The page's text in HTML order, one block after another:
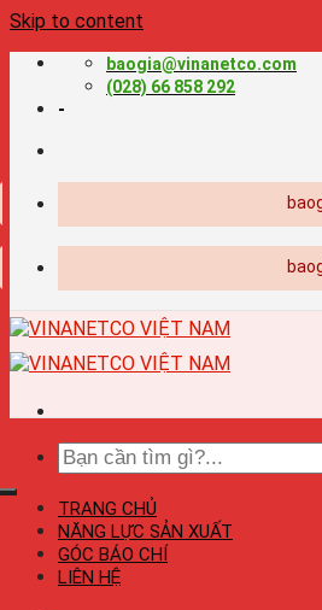
Skip to content
baogia@vinanetco.com
(028) 66 858 292
-
TRANG CHỦ
NĂNG LỰC SẢN XUẤT
GÓC BÁO CHÍ
LIÊN HỆ